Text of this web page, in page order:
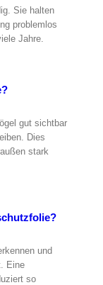
Sie halten
problemlos
Jahre.
gut sichtbar
Dies
stark
und
Eine
so